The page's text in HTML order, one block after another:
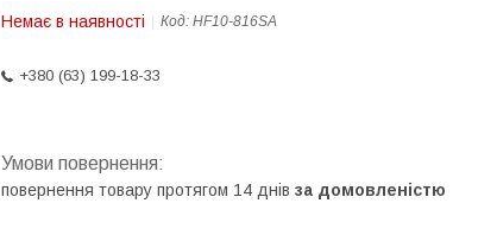
Немає в наявності Код: HF10-816SA
+380 (63) 199-18-33
повернення товару протягом 14 днів за домовленістю